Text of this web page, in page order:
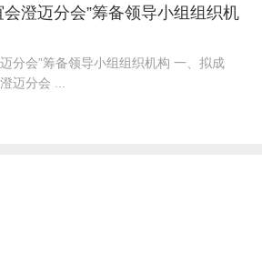
澄迈分会”筹备领导小组组织机
分会”筹备领导小组组织机构 一、拟成
迈分会 ...